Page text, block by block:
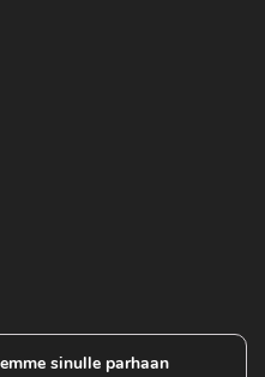
sinulle parhaan